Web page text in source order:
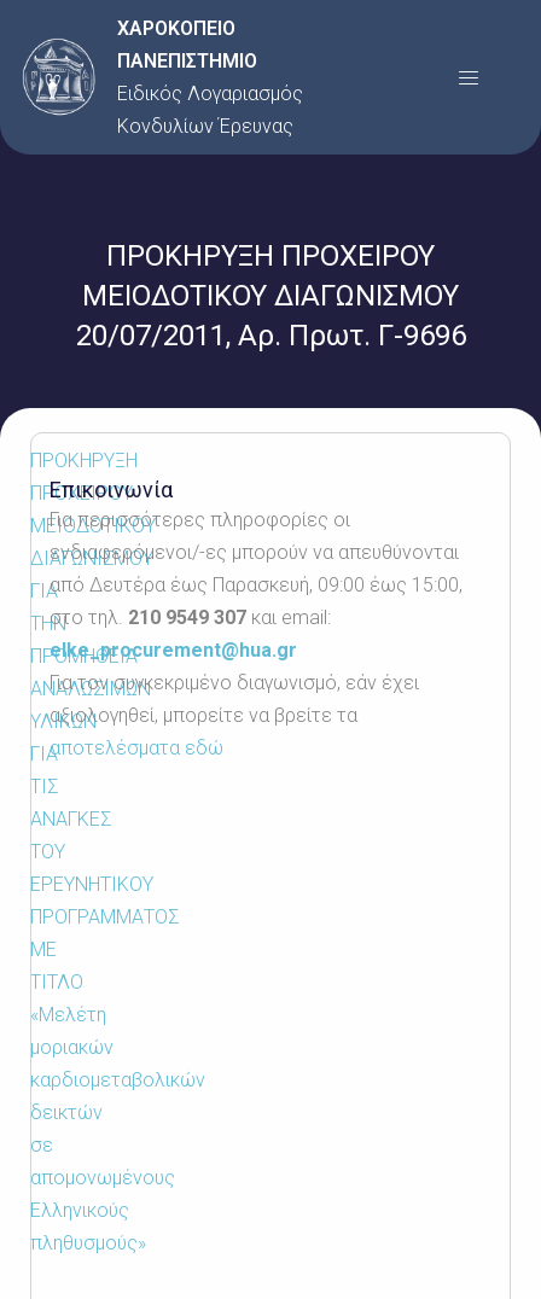
στο
περιεχόμενο
ΧΑΡΟΚΟΠΕΙΟ
ΠΑΝΕΠΙΣΤΗΜΙΟ
Ειδικός Λογαριασμός
Κονδυλίων Έρευνας
Menu
ΠΡΟΚΗΡΥΞΗ ΠΡΟΧΕΙΡΟΥ
ΜΕΙΟΔΟΤΙΚΟΥ ΔΙΑΓΩΝΙΣΜΟΥ
20/07/2011, Αρ. Πρωτ. Γ-9696
ΠΡΟΚΗΡΥΞΗ
ΠΡΟΧΕΙΡΟΥ
ΜΕΙΟΔΟΤΙΚΟΥ
ΔΙΑΓΩΝΙΣΜΟΥ
ΓΙΑ
ΤΗΝ
ΠΡΟΜΗΘΕΙΑ
ΑΝΑΛΩΣΙΜΩΝ
ΥΛΙΚΩΝ
ΓΙΑ
ΤΙΣ
ΑΝΑΓΚΕΣ
ΤΟΥ
ΕΡΕΥΝΗΤΙΚΟΥ
ΠΡΟΓΡΑΜΜΑΤΟΣ
ΜΕ
ΤΙΤΛΟ
«Μελέτη
μοριακών
καρδιομεταβολικών
δεικτών
σε
απομονωμένους
Ελληνικούς
πληθυσμούς»
Επικοινωνία
Για περισσότερες πληροφορίες οι
ενδιαφερόμενοι/-ες μπορούν να απευθύνονται
από Δευτέρα έως Παρασκευή, 09:00 έως 15:00,
στο τηλ. 210 9549 307 και email:
elke_procurement@hua.gr
Για τον συγκεκριμένο διαγωνισμό, εάν έχει
αξιολογηθεί, μπορείτε να βρείτε τα
αποτελέσματα εδώ